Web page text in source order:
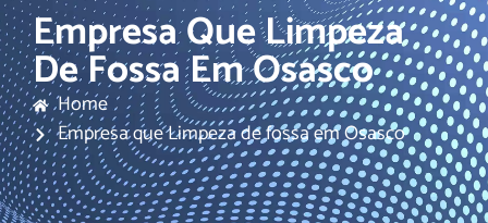
Empresa Que Limpeza
De Fossa Em Osasco
Home
Empresa que Limpeza de fossa em Osasco